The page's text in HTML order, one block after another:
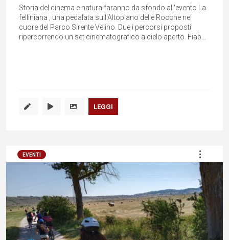
Storia del cinema e natura faranno da sfondo all'evento La
felliniana , una pedalata sull'Altopiano delle Rocche nel
cuore del Parco Sirente Velino. Due i percorsi proposti
ripercorrendo un set cinematografico a cielo aperto. Fiab...
LEGGI
EVENTI